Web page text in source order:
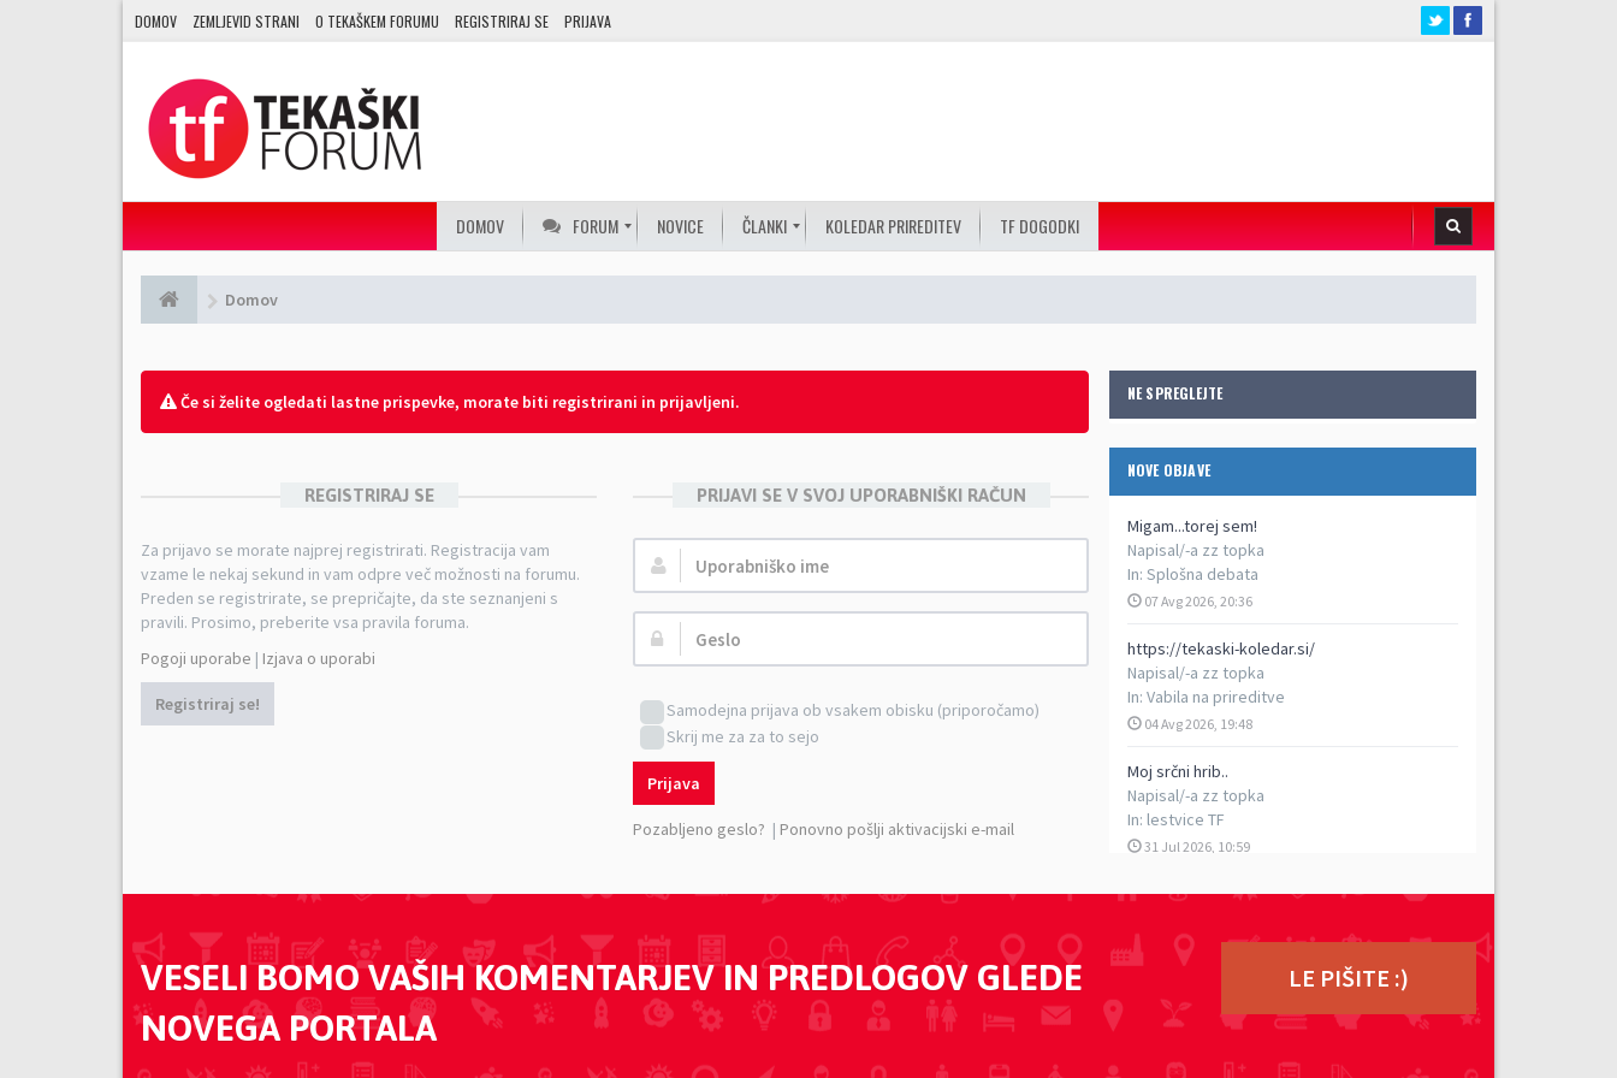
DOMOV ZEMLJEVID STRANI O TEKAŠKEM FORUMU REGISTRIRAJ SE PRIJAVA
DOMOV FORUM NOVICE ČLANKI KOLEDAR PRIREDITEV TF DOGODKI
Domov
NE SPREGLEJTE
NOVE OBJAVE
Migam...torej sem!
Napisal/-a zz topka
In: Splošna debata
07 Avg 2026, 20:36
https://tekaski-koledar.si/
Napisal/-a zz topka
In: Vabila na prireditve
04 Avg 2026, 19:48
Moj srčni hrib..
Napisal/-a zz topka
In: lestvice TF
31 Jul 2026, 10:59
5. vzpon na Porezen
In:
Poročila s prireditev
29 Jul 2026, 17:13
TEK DVOJK - petkilometrski rekreativni tek v
Napisal/-a
ziga
Če si želite ogledati lastne prispevke, morate biti registrirani in prijavljeni.
REGISTRIRAJ SE
Za prijavo se morate najprej registrirati. Registracija vam
vzame le nekaj sekund in vam odpre več možnosti na forumu.
Preden se registrirate, se prepričajte, da ste seznanjeni s
pravili. Prosimo, preberite vsa pravila foruma.
Pogoji uporabe | Izjava o uporabi
Registriraj se!
PRIJAVI SE V SVOJ UPORABNIŠKI RAČUN
Uporabniško
ime:
Geslo:
Samodejna prijava ob vsakem obisku (priporočamo)
Skrij me za za to sejo
Prijava
Pozabljeno geslo? | Ponovno pošlji aktivacijski e-mail
VESELI BOMO VAŠIH KOMENTARJEV IN PREDLOGOV GLEDE
NOVEGA PORTALA
LE PIŠITE :)